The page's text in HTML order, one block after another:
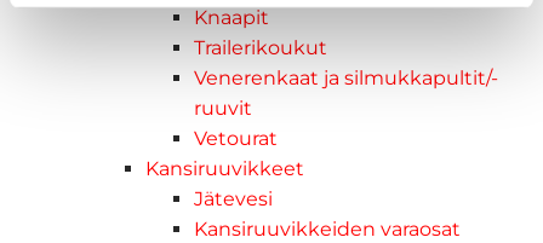
Knaapit
Trailerikoukut
Venerenkaat ja silmukkapultit/-
ruuvit
Vetourat
Kansiruuvikkeet
Jätevesi
Kansiruuvikkeiden varaosat